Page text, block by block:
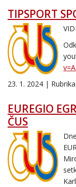
TIPSPORT
23. 1. 2024 | Rubrika:
EUREGIO
ČUS